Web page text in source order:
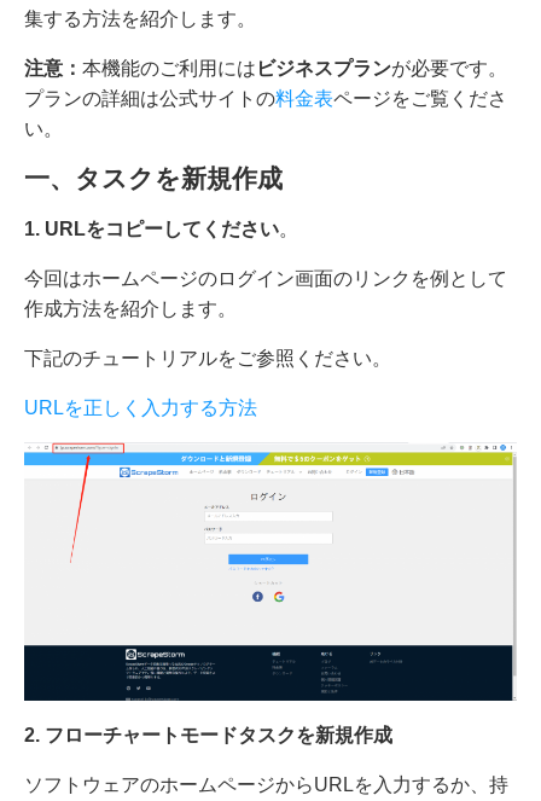
集する方法を紹介します。
注意： 本機能のご利用には ビジネスプランが必要です。
プランの詳細は公式サイトの料金表ページをご覧くださ
い。
一、タスクを新規作成
1. URLをコピーしてください。
今回はホームページのログイン画面のリンクを例として
作成方法を紹介します。
下記のチュートリアルをご参照ください。
URLを正しく入力する方法
2. フローチャートモードタスクを新規作成
ソフトウェアのホームページからURLを入力するか、持